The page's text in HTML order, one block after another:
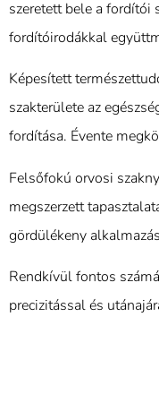
szeretett bele a fordítói
fordítóirodákkal
Képesített
szakterülete az
fordítása. Évente
Felsőfokú orvosi
megszerzett
gördülékeny
Rendkívül fontos
precizitással és